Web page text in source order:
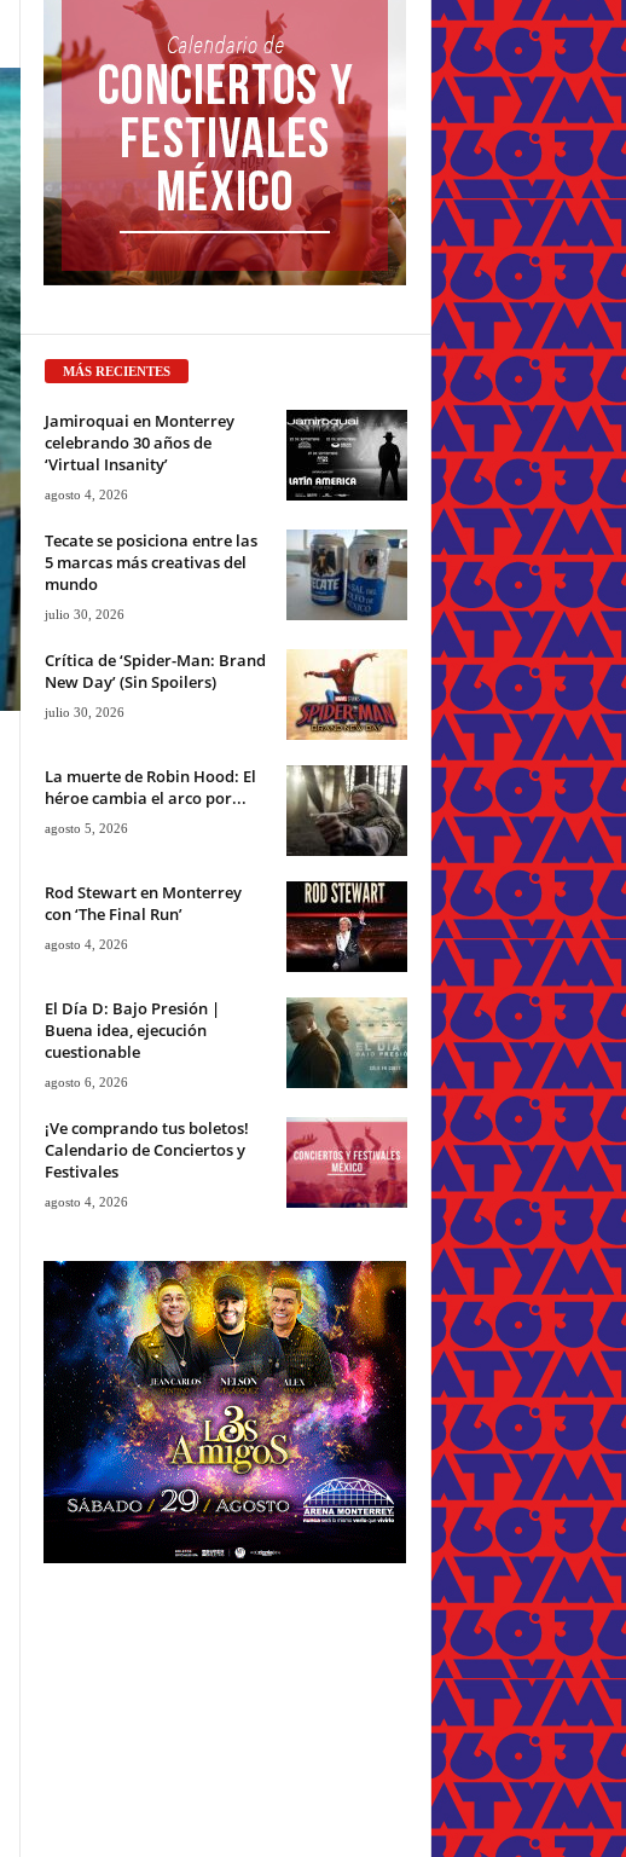
MÁS RECIENTES
Jamiroquai en Monterrey
celebrando 30 años de
‘Virtual Insanity’
agosto 4, 2026
Tecate se posiciona entre las
5 marcas más creativas del
mundo
julio 30, 2026
Crítica de ‘Spider-Man: Brand
New Day’ (Sin Spoilers)
julio 30, 2026
La muerte de Robin Hood: El
héroe cambia el arco por...
agosto 5, 2026
Rod Stewart en Monterrey
con ‘The Final Run’
agosto 4, 2026
El Día D: Bajo Presión |
Buena idea, ejecución
cuestionable
agosto 6, 2026
¡Ve comprando tus boletos!
Calendario de Conciertos y
Festivales
agosto 4, 2026